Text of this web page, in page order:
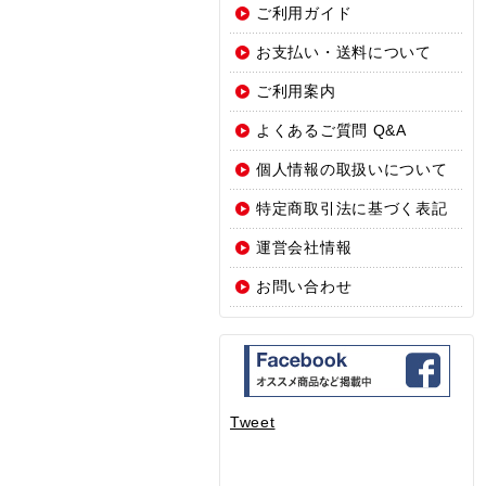
ご利用ガイド
お支払い・送料について
ご利用案内
よくあるご質問 Q&A
個人情報の取扱いについて
特定商取引法に基づく表記
運営会社情報
お問い合わせ
Tweet